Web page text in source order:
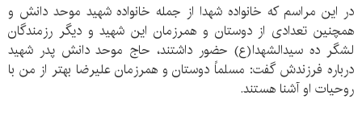
در این مراسم که خانواده شهدا از جمله خانواده شهید موحد دانش و
همچنین تعدادی از دوستان و همرزمان این شهید و دیگر رزمندگان
لشگر ده سیدالشهدا(ع) حضور داشتند، حاج موحد دانش پدر شهید
درباره فرزندش گفت: مسلماً دوستان و همرزمان علیرضا بهتر از من با
روحیات او آشنا هستند.